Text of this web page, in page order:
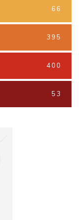
66
395
400
53